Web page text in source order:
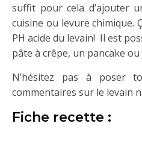
suffit pour cela d’ajouter
cuisine ou levure chimique.
PH acide du levain! Il est
pâte à crêpe, un pancake
N’hésitez pas à poser
commentaires sur le levain
Fiche recette :